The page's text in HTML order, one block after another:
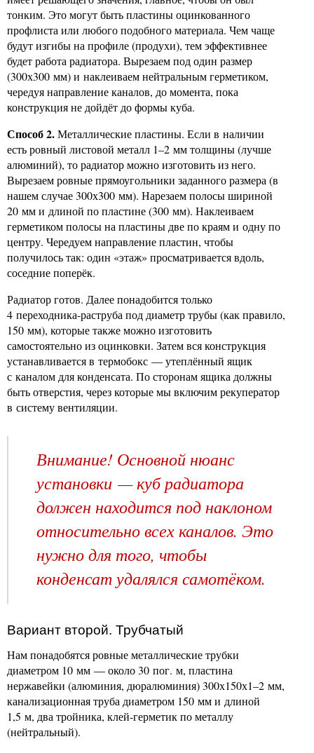
тонким. Это могут быть пластины оцинкованного
профлиста или любого подобного материала. Чем чаще
будут изгибы на профиле (продухи), тем эффективнее
будет работа радиатора. Вырезаем под один размер
(300х300 мм) и наклеиваем нейтральным герметиком,
чередуя направление каналов, до момента, пока
конструкция не дойдёт до формы куба.
Способ 2.Металлические пластины. Если в наличии
есть ровный листовой металл 1–2 мм толщины (лучше
алюминий), то радиатор можно изготовить из него.
Вырезаем ровные прямоугольники заданного размера (в
нашем случае 300х300 мм). Нарезаем полосы шириной
20 мм и длиной по пластине (300 мм). Наклеиваем
герметиком полосы на пластины две по краям и одну по
центру. Чередуем направление пластин, чтобы
получилось так: один «этаж» просматривается вдоль,
соседние поперёк.
Радиатор готов. Далее понадобится только
4 переходника-раструба под диаметр трубы (как правило,
150 мм), которые также можно изготовить
самостоятельно из оцинковки. Затем вся конструкция
устанавливается в термобокс — утеплённый ящик
с каналом для конденсата. По сторонам ящика должны
быть отверстия, через которые мы включим рекуператор
в систему вентиляции.
Внимание! Основной нюанс
установки — куб радиатора
должен находится под наклоном
относительно всех каналов. Это
нужно для того, чтобы
конденсат удалялся самотёком.
Вариант второй. Трубчатый
Нам понадобятся ровные металлические трубки
диаметром 10 мм — около 30 пог. м, пластина
нержавейки (алюминия, дюралюминия) 300х150х1–2 мм,
канализационная труба диаметром 150 мм и длиной
1,5 м, два тройника, клей-герметик по металлу
(нейтральный).